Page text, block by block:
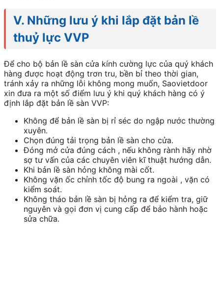
V. Những lưu ý khi lắp đặt bản lề
thuỷ lực VVP
Để cho bộ bản lề sàn cửa kính cường lực của quý khách
hàng được hoạt động trơn tru, bền bỉ theo thời gian,
tránh xảy ra những lỗi không mong muốn, Saovietdoor
xin đưa ra một số điểm lưu ý khi quý khách hàng có ý
định lắp đặt bản lề sàn VVP:
Không để bản lề sàn bị rỉ séc do ngập nước thường
xuyên.
Chọn đúng tải trọng bản lề sàn cho cửa.
Đóng mở cửa đúng cách , nếu không rành hãy nhờ
sợ tư vấn của các chuyên viên kĩ thuật hướng dẫn.
Khi bản lề sàn hỏng không mài cốt.
Không vặn ốc chỉnh tốc độ bung ra ngoài , vặn có
kiểm soát.
Không tháo bản lề sàn bị hỏng ra để kiểm tra, giữ
nguyên và gọi đơn vị cung cấp để bảo hành hoặc
sửa chữa.